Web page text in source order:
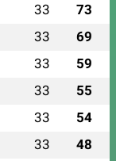
33 73
33 69
33 59
33 55
33 54
33 48